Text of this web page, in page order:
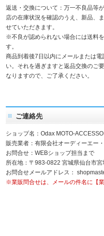
返送・交換について：万一不良品等
店の在庫状況を確認のうえ、新品、
せていただきます。
※不良が認められない場合には送料
す。
商品到着後7日以内にメールまたは
い。それを過ぎますと返品交換のご
なりますので、ご了承ください。
ご連絡先
ショップ名：Odax MOTO-
販売業者：有限会社オーディーエー
お問合せ：WEBショップ担当まで
所在地：〒983-0822 宮城県仙台市
お問合せメールアドレス：
※業販問合せは、メールの件名に【